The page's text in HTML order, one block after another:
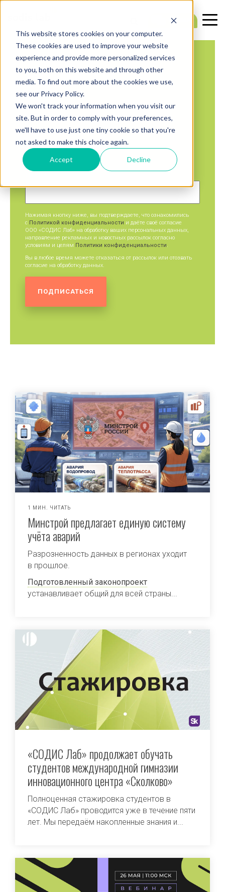
This website stores cookies on your computer.
These cookies are used to improve your website
experience and provide more personalized services
to you, both on this website and through other
media. To find out more about the cookies we use,
see our Privacy Policy.
We won't track your information when you visit our
site. But in order to comply with your preferences,
we'll have to use just one tiny cookie so that you're
not asked to make this choice again.
Accept Decline
НОВОСТИ
События, анонсы, профессиональные
достижения
Подпишитесь,
чтобы получать обновления
Нажимая кнопку ниже, вы подтверждаете, что ознакомились
с Политикой конфиденциальности и даёте своё согласие
ООО «СОДИС Лаб» на обработку ваших персональных данных,
направление рекламных и новостных рассылок согласно
условиям и целям Политики конфиденциальности.
Вы в любое время можете отказаться от рассылок или отозвать
согласие на обработку данных.
1 МИН. ЧИТАТЬ
Минстрой предлагает единую систему
учёта аварий
Разрозненность данных в регионах уходит
в прошлое.
Подготовленный законопроект
устанавливает общий для всей страны...
«СОДИС Лаб» продолжает обучать
студентов международной гимназии
инновационного центра «Сколково»
Полноценная стажировка студентов в
«СОДИС Лаб» проводится уже в течение пяти
лет. Мы передаём накопленные знания и...